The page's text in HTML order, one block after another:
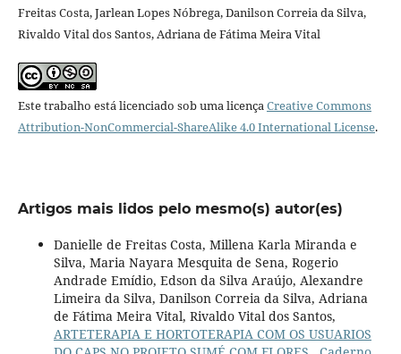
Freitas Costa, Jarlean Lopes Nóbrega, Danilson Correia da Silva,
Rivaldo Vital dos Santos, Adriana de Fátima Meira Vital
Este trabalho está licenciado sob uma licençaCreative Commons
Attribution-NonCommercial-ShareAlike 4.0 International License.
Artigos mais lidos pelo mesmo(s) autor(es)
Danielle de Freitas Costa, Millena Karla Miranda e
Silva, Maria Nayara Mesquita de Sena, Rogerio
Andrade Emídio, Edson da Silva Araújo, Alexandre
Limeira da Silva, Danilson Correia da Silva, Adriana
de Fátima Meira Vital, Rivaldo Vital dos Santos,
ARTETERAPIA E HORTOTERAPIA COM OS USUARIOS